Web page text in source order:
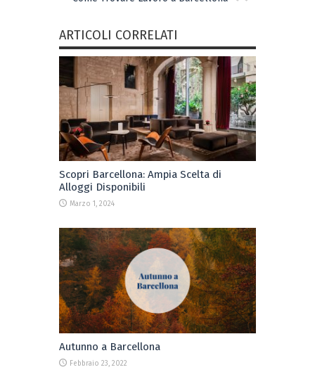
ARTICOLI CORRELATI
Scopri Barcellona: Ampia Scelta di
Alloggi Disponibili
Marzo 1, 2024
Autunno a Barcellona
Febbraio 23, 2022